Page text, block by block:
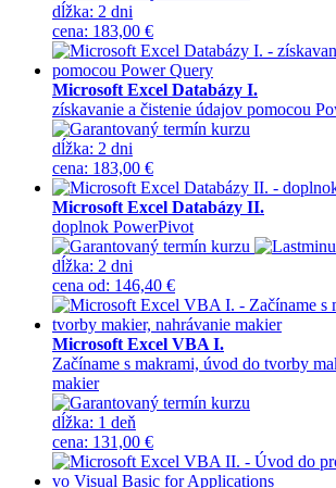
dĺžka: 2 dni
cena: 183,00 €
Microsoft Excel Databázy I.
získavanie a čistenie údajov pomocou
dĺžka: 2 dni
cena: 183,00 €
Microsoft Excel Databázy II.
doplnok PowerPivot
dĺžka: 2 dni
cena od: 146,40 €
Microsoft Excel VBA I.
Začíname s makrami, úvod do tvorby
makier
dĺžka: 1 deň
cena: 131,00 €